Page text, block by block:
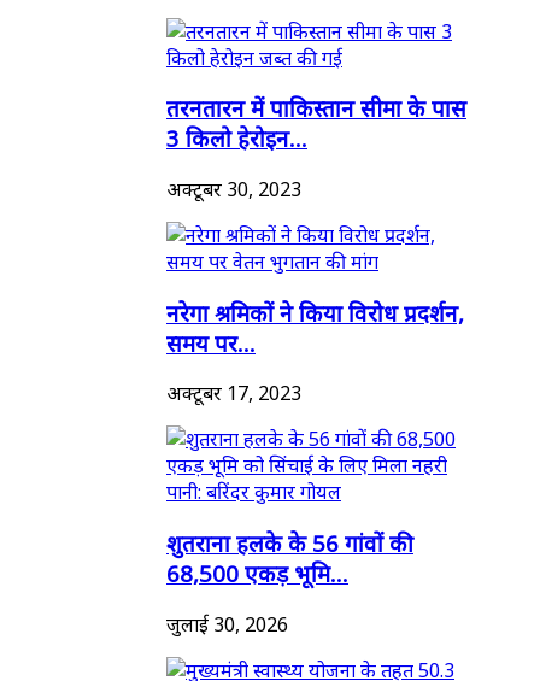
तरनतारन में पाकिस्तान सीमा के पास
3 किलो हेरोइन...
अक्टूबर 30, 2023
नरेगा श्रमिकों ने किया विरोध प्रदर्शन,
समय पर...
अक्टूबर 17, 2023
शुतराना हलके के 56 गांवों की
68,500 एकड़ भूमि...
जुलाई 30, 2026